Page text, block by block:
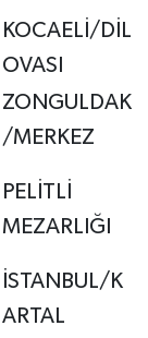
KOCAELİ/DİL
OVASI
ZONGULDAK
/MERKEZ
PELİTLİ
MEZARLIĞI
İSTANBUL/K
ARTAL